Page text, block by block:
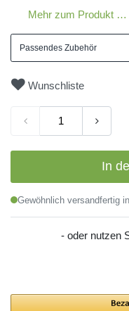
Mehr zum Produkt …
Passendes Zubehör
Wunschliste
In
Gewöhnlich versandfertig
- oder nutzen